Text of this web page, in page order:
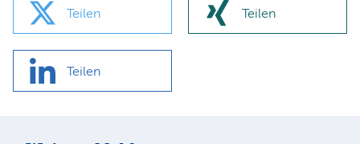
Teilen Teilen
Teilen